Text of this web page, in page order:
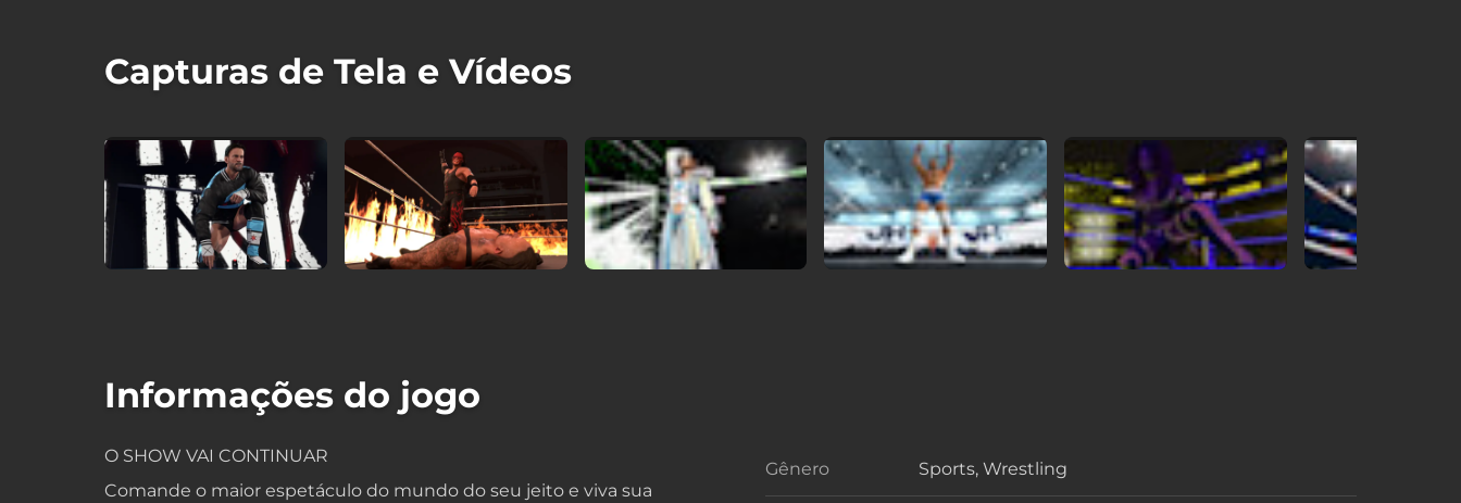
Capturas de Tela e Vídeos
Informações do jogo
O SHOW VAI CONTINUAR
Comande o maior espetáculo do mundo do seu jeito e viva sua
Gênero
Gênero
Sports, Wrestling